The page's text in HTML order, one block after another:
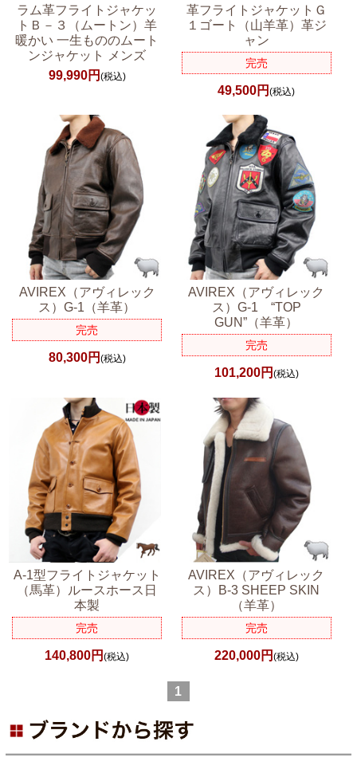
ラム革フライトジャケッ
トＢ－３（ムートン）羊
暖かい 一生もののムート
ンジャケット メンズ
99,990円 (税込)
革フライトジャケットＧ
１ゴート（山羊革）革ジ
ャン
完売
49,500円(税込)
AVIREX（アヴィレック
ス）G-1（羊革）
完売
80,300円 (税込)
AVIREX（アヴィレック
ス）G-1 “TOP
GUN”（羊革）
完売
101,200円 (税込)
A-1型フライトジャケット
（馬革）ルースホース日
本製
完売
140,800円(税込)
AVIREX（アヴィレック
ス）B-3 SHEEP SKIN
（羊革）
完売
220,000円 (税込)
1